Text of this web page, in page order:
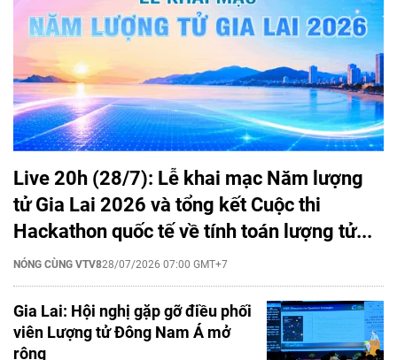
Live 20h (28/7): Lễ khai mạc Năm lượng
tử Gia Lai 2026 và tổng kết Cuộc thi
Hackathon quốc tế về tính toán lượng tử...
NÓNG CÙNG VTV828/07/2026 07:00 GMT+7
Gia Lai: Hội nghị gặp gỡ điều phối
viên Lượng tử Đông Nam Á mở
rộng